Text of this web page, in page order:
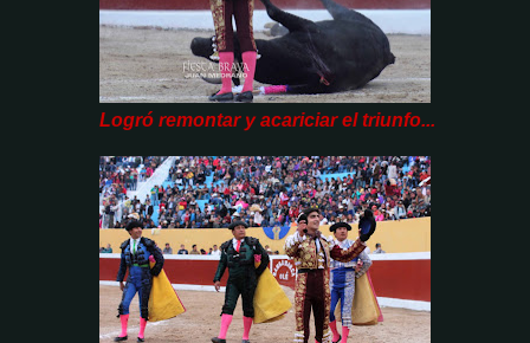
Logró remontar y acariciar el triunfo...